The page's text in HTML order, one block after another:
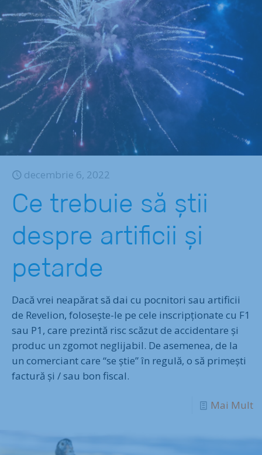
decembrie 6, 2022
Ce trebuie să știi
despre artificii și
petarde
Dacă vrei neapărat să dai cu pocnitori sau artificii
de Revelion, folosește-le pe cele inscripționate cu F1
sau P1, care prezintă risc scăzut de accidentare și
produc un zgomot neglijabil. De asemenea, de la
un comerciant care “se știe” în regulă, o să primești
factură și / sau bon fiscal.
Mai Mult